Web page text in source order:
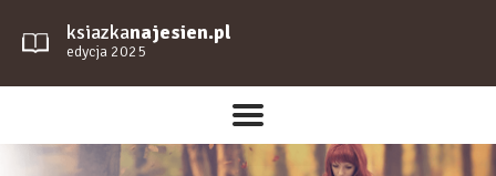
ksiazkanajesien.pl
edycja 2025